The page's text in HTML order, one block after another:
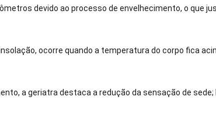
devido ao processo de envelhecimento, o que
ocorre quando a temperatura do corpo fica
a geriatra destaca a redução da sensação de